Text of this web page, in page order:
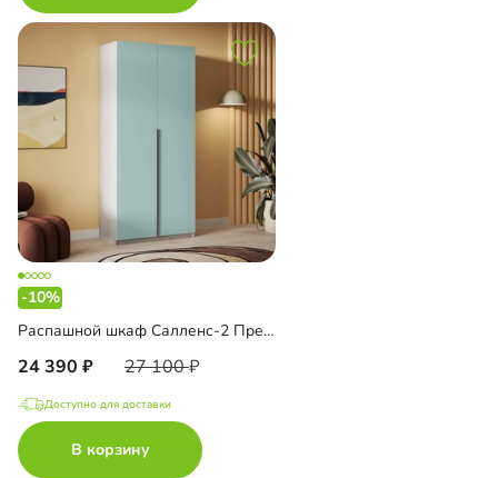
-10%
Распашной шкаф Салленс-2 Премиум
24 390 27 100
Доступно для доставки
В корзину